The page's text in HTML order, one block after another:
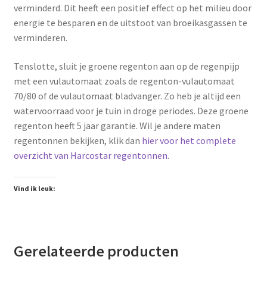
verminderd. Dit heeft een positief effect op het milieu door
energie te besparen en de uitstoot van broeikasgassen te
verminderen.
Tenslotte, sluit je groene regenton aan op de regenpijp
met een vulautomaat zoals de regenton-vulautomaat
70/80 of de vulautomaat bladvanger. Zo heb je altijd een
watervoorraad voor je tuin in droge periodes. Deze groene
regenton heeft 5 jaar garantie. Wil je andere maten
regentonnen bekijken, klik dan hier voor het complete
overzicht van Harcostar regentonnen.
Vind ik leuk:
Gerelateerde producten